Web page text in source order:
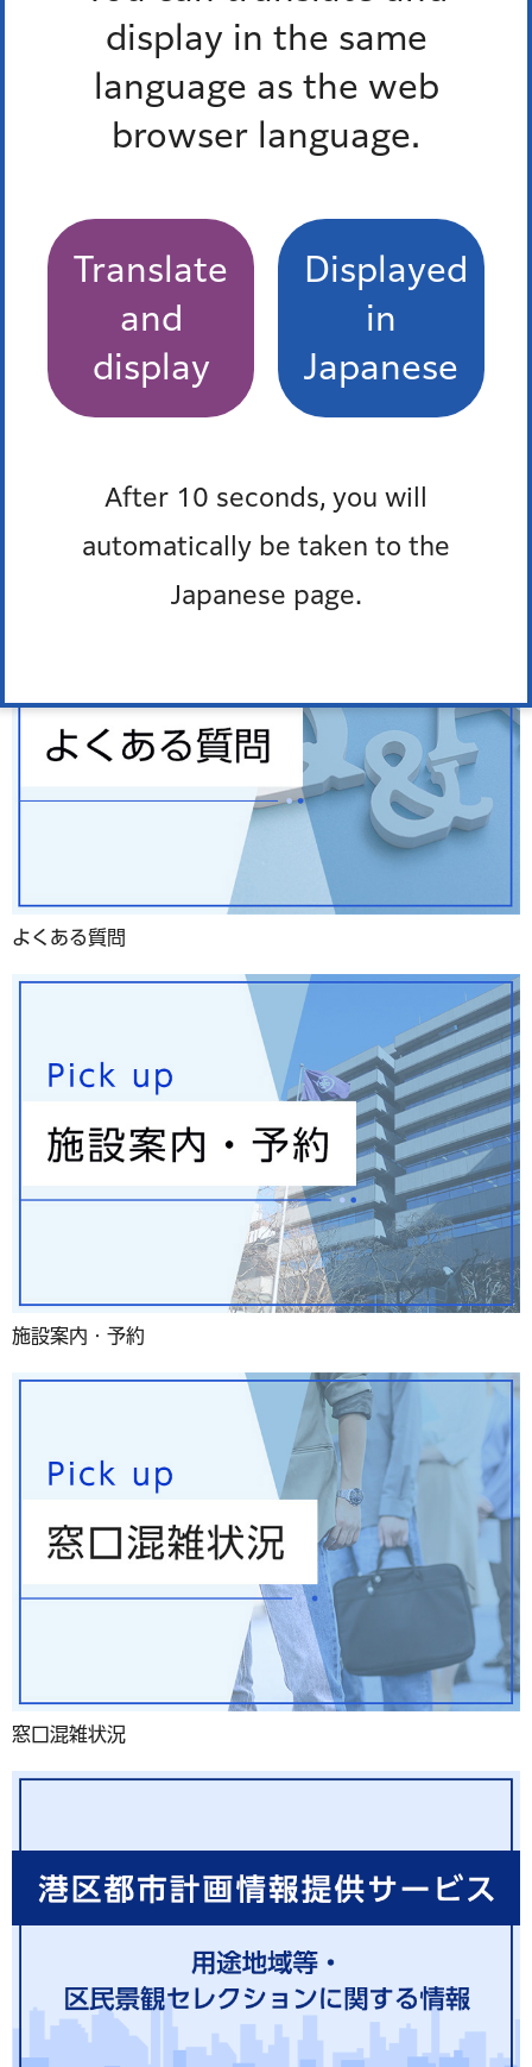
display in the same
language as the web
browser language.
Translate
and
display
Displayed
in
Japanese
After 10 seconds, you will
automatically be taken to the
Japanese page.
公害等調整委員会
もっとみる
Pick up
窓口混雑状況
報道発表
防災ポータル
よくある質問
施設案内・予約
窓口混雑状況